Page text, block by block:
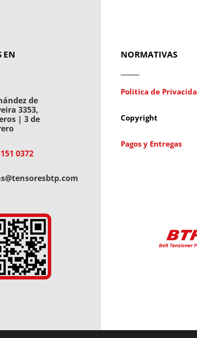
EN
de
3353,
| 3 de
0372
NORMATIVAS
Política de
Copyright
Pagos y Entregas